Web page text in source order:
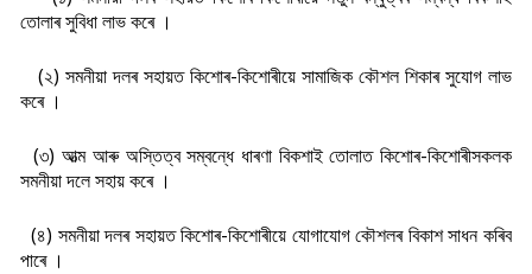
তোলাৰ সুবিধা লাভ কৰে ।
(২) সমনীয়া দলৰ সহায়ত কিশোৰ-কিশোৰীয়ে সামাজিক কৌশল শিকাৰ সুযোগ লাভ
কৰে ।
(৩) আত্ম আৰু অস্তিত্ব সম্বন্ধে ধাৰণা বিকশাই তোলাত কিশোৰ-কিশোৰীসকলক
সমনীয়া দলে সহায় কৰে ।
(৪) সমনীয়া দলৰ সহায়ত কিশোৰ-কিশোৰীয়ে যোগাযোগ কৌশলৰ বিকাশ সাধন কৰিব
পাৰে ।